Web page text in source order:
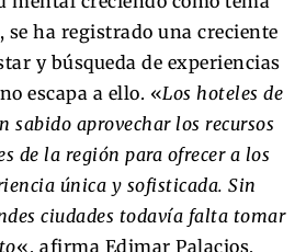
se ha registrado una creciente
y búsqueda de experiencias
escapa a ello. «Los hoteles de
sabido aprovechar los recursos
de la región para ofrecer a los
única y sofisticada. Sin
ciudades todavía falta tomar
«, afirma Edimar Palacios,